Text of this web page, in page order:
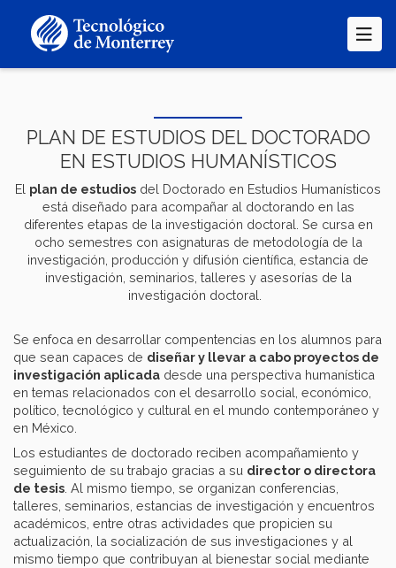
contenido
PLAN DE ESTUDIOS DEL DOCTORADO
EN ESTUDIOS HUMANÍSTICOS
El plan de estudios del Doctorado en Estudios Humanísticos
está diseñado para acompañar al doctorando en las
diferentes etapas de la investigación doctoral. Se cursa en
ocho semestres con asignaturas de metodología de la
investigación, producción y difusión científica, estancia de
investigación, seminarios, talleres y asesorías de la
investigación doctoral.
Se enfoca en desarrollar compentencias en los alumnos para
que sean capaces de diseñar y llevar a cabo proyectos de
investigación aplicada desde una perspectiva humanística
en temas relacionados con el desarrollo social, económico,
político, tecnológico y cultural en el mundo contemporáneo y
en México.
Los estudiantes de doctorado reciben acompañamiento y
seguimiento de su trabajo gracias a su director o directora
de tesis. Al mismo tiempo, se organizan conferencias,
talleres, seminarios, estancias de investigación y encuentros
académicos, entre otras actividades que propicien su
actualización, la socialización de sus investigaciones y al
mismo tiempo que contribuyan al bienestar social mediante